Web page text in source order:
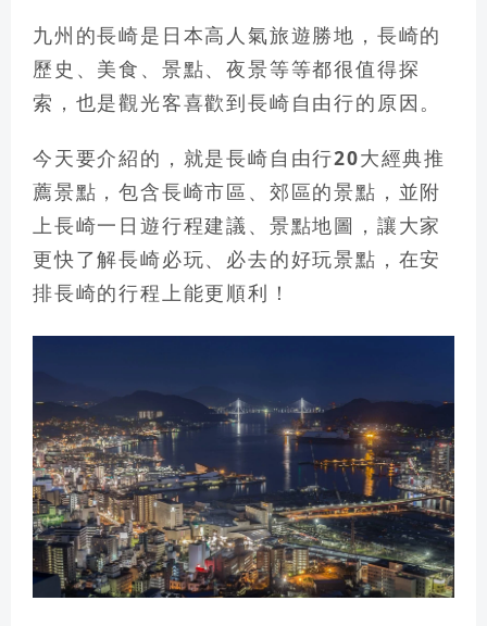
九州的長崎是日本高人氣旅遊勝地， 長崎的
歷史、美食、景點、夜景等等都很值得探
索，也是觀光客喜歡到長崎自由行的原因。
今天要介紹的，就是長崎自由行20大經典推
薦景點，包含長崎市區、郊區的景點，並附
上長崎一日遊行程建議、景點地圖 ，讓大家
更快了解長崎必玩、必去的好玩景點 ，在安
排長崎的行程上能更順利！